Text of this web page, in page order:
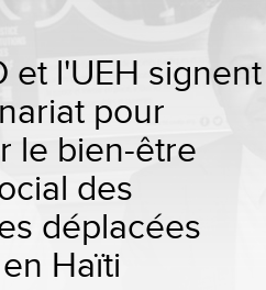
et l'UEH signent
pour
le bien-être
des
déplacées
Haïti